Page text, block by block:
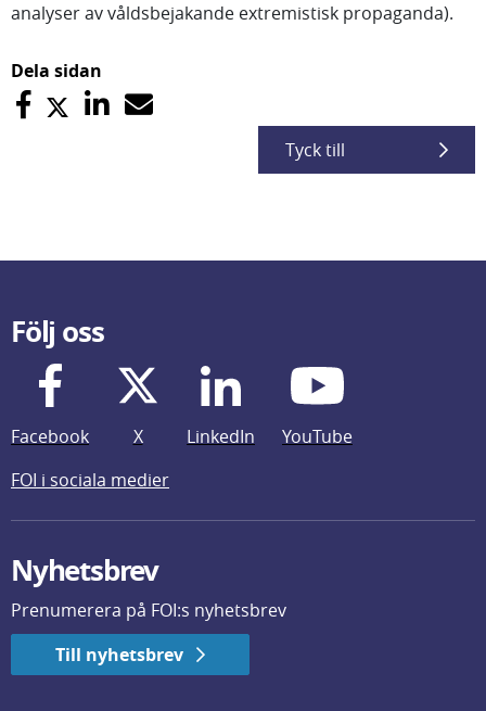
analyser av våldsbejakande extremistisk propaganda).
Dela sidan
Tyck till
Följ oss
Facebook X LinkedIn
YouTube
FOI i sociala medier
Nyhetsbrev
Prenumerera på FOI:s nyhetsbrev
Till nyhetsbrev